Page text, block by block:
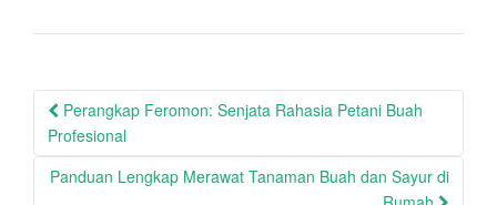
Post
navigation
Perangkap Feromon: Senjata Rahasia Petani Buah
Profesional
Panduan Lengkap Merawat Tanaman Buah dan Sayur di